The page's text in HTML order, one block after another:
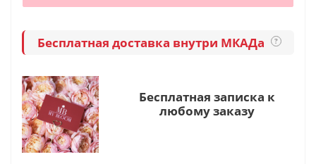
Бесплатная доставка внутри МКАДа ?
Бесплатная записка к
любому заказу